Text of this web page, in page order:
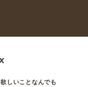
しいことなんでも